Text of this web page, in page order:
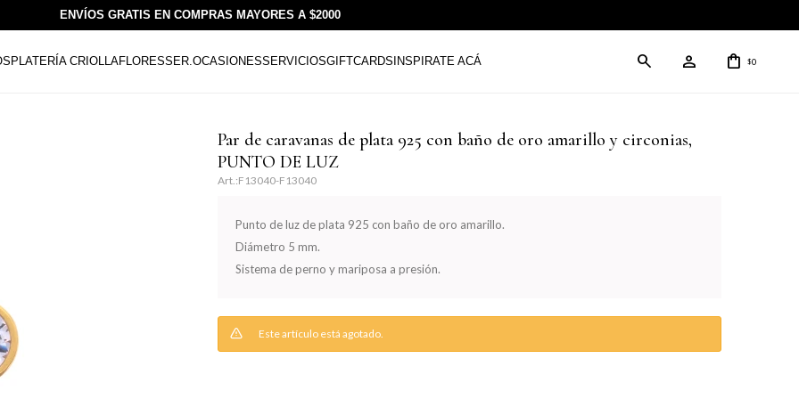
ENVÍOS GRATIS EN COMPRAS MAYORES A $2000
PLATERÍA CRIOLLAFLORESSER.OCASIONESSERVICIOSGIFTCARDS INSPIRATE ACÁ $0
Par de caravanas de plata 925 con baño de oro amarillo y circonias,
PUNTO DE LUZ
F13040-F13040
Punto de luz de plata 925 con baño de oro amarillo.
Diámetro 5 mm.
Sistema de perno y mariposa a presión.
Este artículo está agotado.